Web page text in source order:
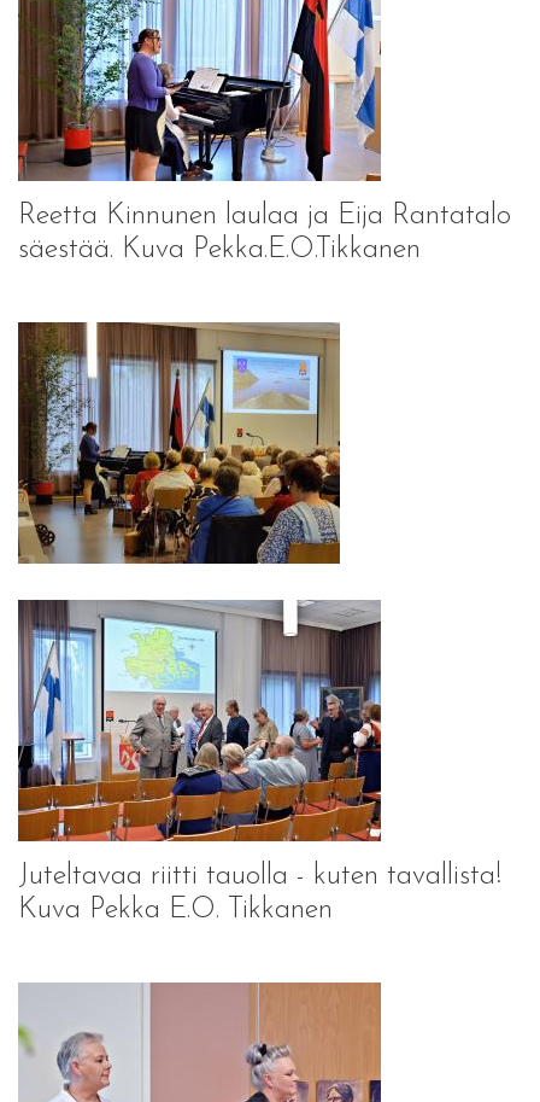
Reetta Kinnunen laulaa ja Eija Rantatalo
säestää. Kuva Pekka.E.O.Tikkanen
Juteltavaa riitti tauolla - kuten tavallista!
Kuva Pekka E.O. Tikkanen